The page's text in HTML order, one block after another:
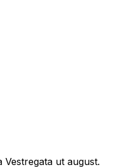
ut august.